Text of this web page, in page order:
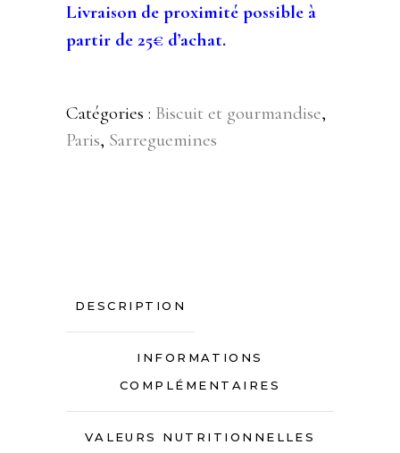
Livraison de proximité possible à
partir de 25€ d’achat.
Catégories : Biscuit et gourmandise,
Paris, Sarreguemines
DESCRIPTION
INFORMATIONS
COMPLÉMENTAIRES
VALEURS NUTRITIONNELLES